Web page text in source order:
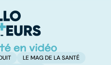
protéines ?
LE MAG DE LA SANTÉ